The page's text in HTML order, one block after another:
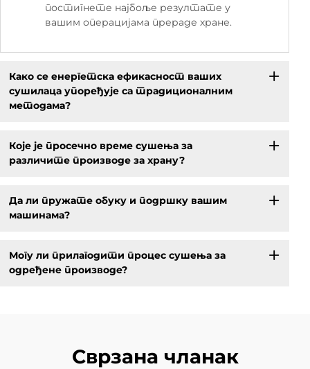
постигнете најбоље резултате у
вашим операцијама прераде хране.
Како се енергетска ефикасност ваших
сушилаца упоређује са традиционалним
методама?
Које је просечно време сушења за
различите производе за храну?
Да ли пружате обуку и подршку вашим
машинама?
Могу ли прилагодити процес сушења за
одређене производе?
Сврзана чланак